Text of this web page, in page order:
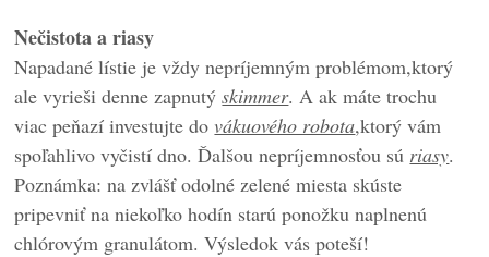
Nečistota a riasy
Napadané lístie je vždy nepríjemným problémom,ktorý
ale vyrieši denne zapnutýskimmer. A ak máte trochu
viac peňazí investujte dovákuového robota,ktorý vám
spoľahlivo vyčistí dno. Ďalšou nepríjemnosťou sú riasy.
Poznámka: na zvlášť odolné zelené miesta skúste
pripevniť na niekoľko hodín starú ponožku naplnenú
chlórovým granulátom. Výsledok vás poteší!